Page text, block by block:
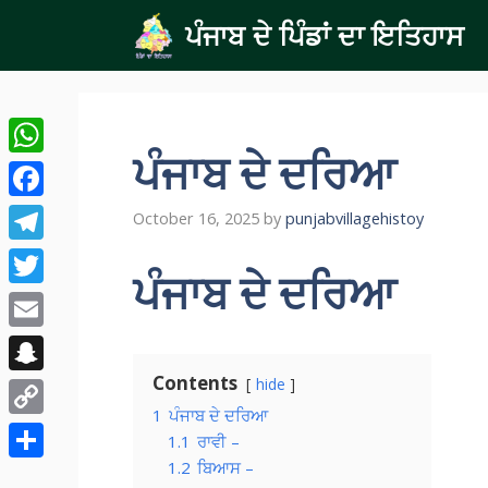
content
ਪੰਜਾਬ ਦੇ ਪਿੰਡਾਂ ਦਾ ਇਤਿਹਾਸ
ਪੰਜਾਬ ਦੇ ਦਰਿਆ
October 16, 2025 by punjabvillagehistoy
ਪੰਜਾਬਦੇਦਰਿਆ
Contents hide
1 ਪੰਜਾਬ ਦੇ ਦਰਿਆ
1.1 ਰਾਵੀ –
1.2 ਬਿਆਸ –
WhatsApp
Facebook
Telegram
Twitter
Email
Snapchat
Copy
Link